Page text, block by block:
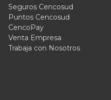
Seguros Cencosud
Puntos Cencosud
CencoPay
Venta Empresa
Trabaja con Nosotros